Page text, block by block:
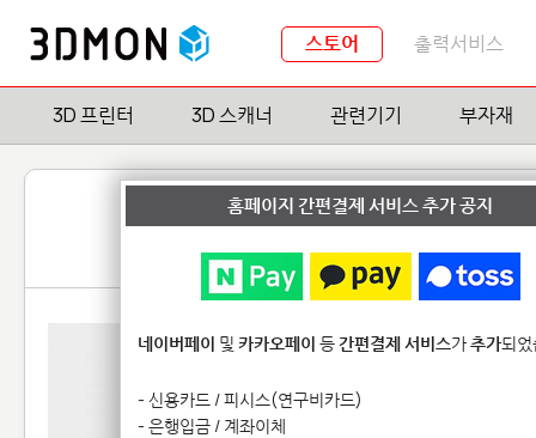
스토어 출력서비스
3D 프린터 3D 스캐너 관련기기 부자재
홈페이지 간편결제 서비스 추가 공지
네이버페이 및 카카오페이 등간편결제 서비스가추가되
- 신용카드 / 피시스(연구비카드)
- 은행입금 / 계좌이체